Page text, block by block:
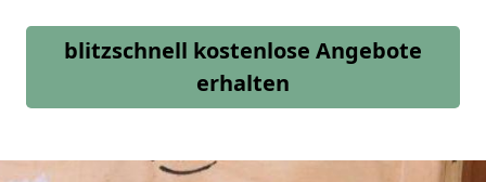
blitzschnell kostenlose Angebote
erhalten